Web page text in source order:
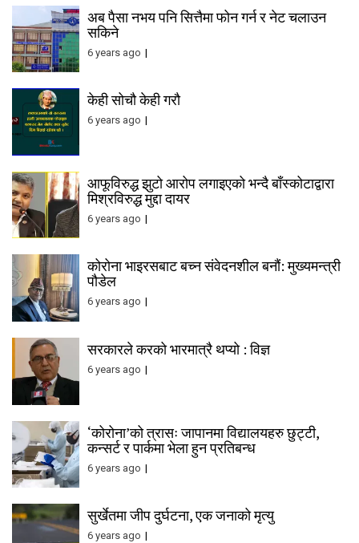
अब पैसा नभय पनि सित्तैमा फोन गर्न र नेट चलाउन
सकिने
6 years ago
केही सोचौ केही गरौ
6 years ago
आफूविरुद्ध झुटो आरोप लगाइएको भन्दै बाँस्कोटाद्वारा
मिश्रविरुद्ध मुद्दा दायर
6 years ago
कोरोना भाइरसबाट बच्न संवेदनशील बनौं: मुख्यमन्त्री
पौडेल
6 years ago
सरकारले करको भारमात्रै थप्यो : विज्ञ
6 years ago
‘कोरोना’को त्रासः जापानमा विद्यालयहरु छुट्टी,
कन्सर्ट र पार्कमा भेला हुन प्रतिबन्ध
6 years ago
सुर्खेतमा जीप दुर्घटना, एक जनाको मृत्यु
6 years ago